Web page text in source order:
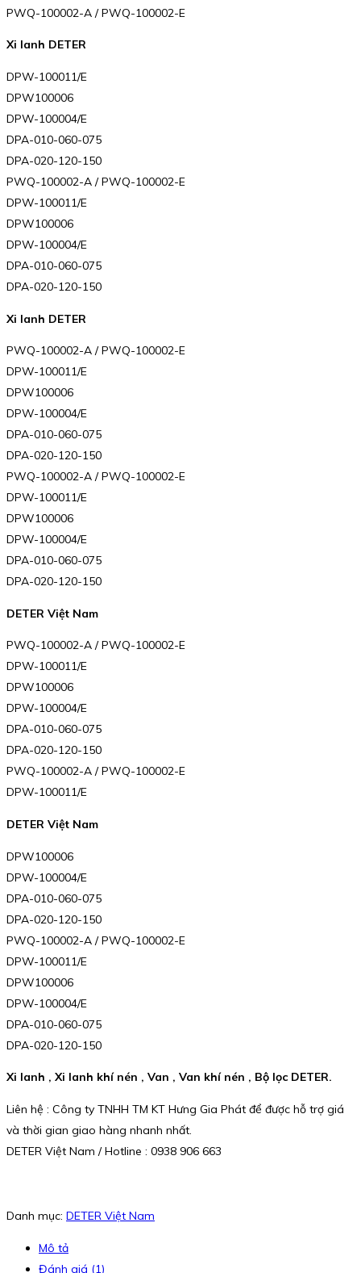
PWQ-100002-A / PWQ-100002-E
Xi lanh DETER
DPW-100011/E
DPW100006
DPW-100004/E
DPA-010-060-075
DPA-020-120-150
PWQ-100002-A / PWQ-100002-E
DPW-100011/E
DPW100006
DPW-100004/E
DPA-010-060-075
DPA-020-120-150
Xi lanh DETER
PWQ-100002-A / PWQ-100002-E
DPW-100011/E
DPW100006
DPW-100004/E
DPA-010-060-075
DPA-020-120-150
PWQ-100002-A / PWQ-100002-E
DPW-100011/E
DPW100006
DPW-100004/E
DPA-010-060-075
DPA-020-120-150
DETER Việt Nam
PWQ-100002-A / PWQ-100002-E
DPW-100011/E
DPW100006
DPW-100004/E
DPA-010-060-075
DPA-020-120-150
PWQ-100002-A / PWQ-100002-E
DPW-100011/E
DETER Việt Nam
DPW100006
DPW-100004/E
DPA-010-060-075
DPA-020-120-150
PWQ-100002-A / PWQ-100002-E
DPW-100011/E
DPW100006
DPW-100004/E
DPA-010-060-075
DPA-020-120-150
Xi lanh , Xi lanh khí nén , Van , Van khí nén , Bộ lọc DETER.
Liên hệ : Công ty TNHH TM KT Hưng Gia Phát để được hỗ trợ giá
và thời gian giao hàng nhanh nhất.
DETER Việt Nam / Hotline : 0938 906 663
Danh mục: DETER Việt Nam
Mô tả
Đánh giá (1)